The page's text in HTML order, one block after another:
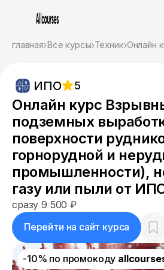
главная Все курсы Техник
ИПО 5
Онлайн курс
подземных
поверхности
горнорудной и
промышленности),
газу или пыли от
сразу 9 500 ₽
Перейти на сайт курса
-10% по промокоду
Привет! Я Ваш карьерный
курсы, которые соответствует
целям.
Пожалуйста, ответьте на
чтобы начать.
Приступим?